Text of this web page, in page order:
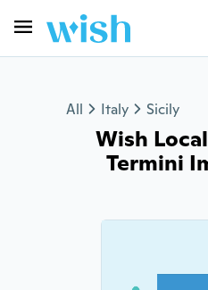
All Italy Sicily
Wish
Termini